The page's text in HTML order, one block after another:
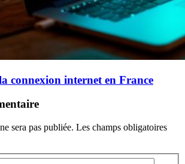
connexion internet en France
sera pas publiée. Les champs obligatoires